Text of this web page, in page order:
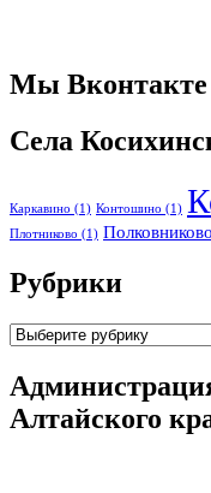
Мы Вконтакте
Села
Каркавино (1) Контошино (1)
Плотниково (1) Полковниково
Рубрики
Рубрики
Алтайского